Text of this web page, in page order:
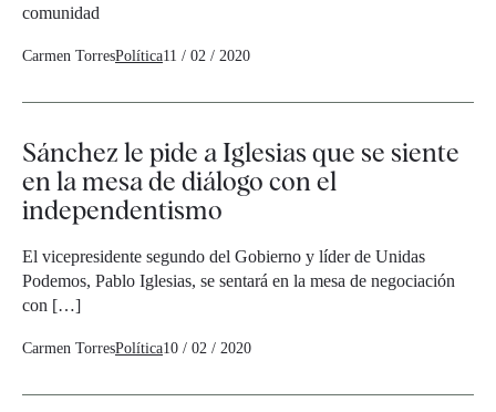
comunidad
Carmen TorresPolítica11 / 02 / 2020
Sánchez le pide a Iglesias que se siente
en la mesa de diálogo con el
independentismo
El vicepresidente segundo del Gobierno y líder de Unidas
Podemos, Pablo Iglesias, se sentará en la mesa de negociación
con […]
Carmen TorresPolítica10 / 02 / 2020